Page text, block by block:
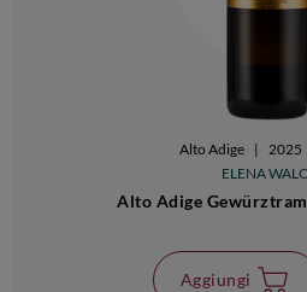
Alto Adige | 2025
ELENA
Alto Adige
Aggiungi